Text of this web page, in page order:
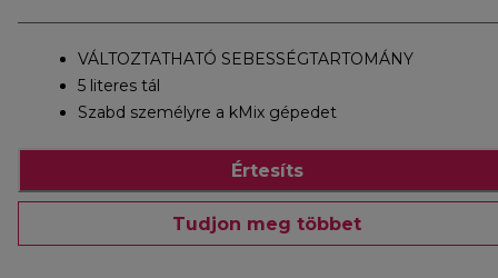
VÁLTOZTATHATÓ SEBESSÉGTARTOMÁNY
5 literes tál
Szabd személyre a kMix gépedet
Értesíts
Tudjon meg többet